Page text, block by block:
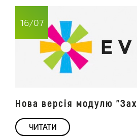
16/07
Нова версія модулю
ЧИТАТИ